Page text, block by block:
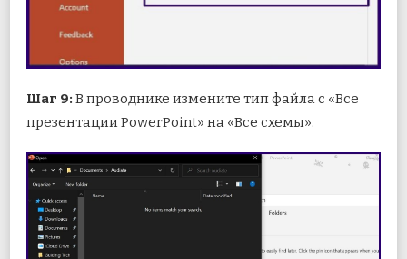
Шаг 9: В проводнике измените тип файла с «Все
презентации PowerPoint» на «Все схемы».